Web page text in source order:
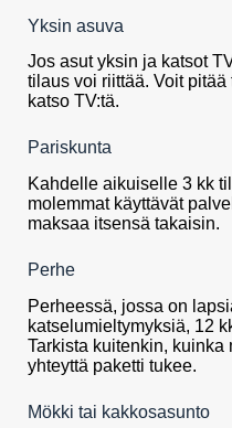
Yksin asuva
Jos asut yksin ja katsot
tilaus voi riittää. Voit
katso TV:tä.
Pariskunta
Kahdelle aikuiselle 3 kk
molemmat käyttävät
maksaa itsensä takaisin.
Perhe
Perheessä, jossa on
katselumieltymyksiä, 12
Tarkista kuitenkin, kuinka
yhteyttä paketti tukee.
Mökki tai kakkosasunto